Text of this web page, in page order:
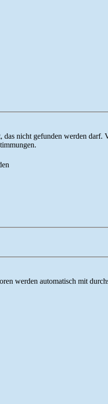
das nicht gefunden werden darf.
werden automatisch mit